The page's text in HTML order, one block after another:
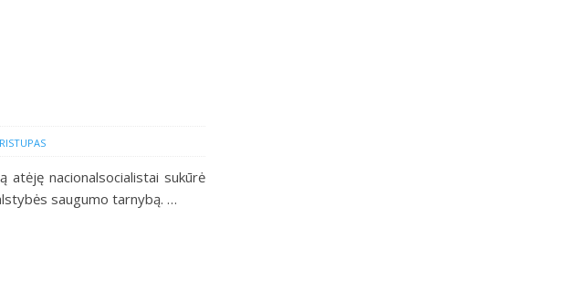
nacionalsocialistai sukūrė
saugumo tarnybą. …